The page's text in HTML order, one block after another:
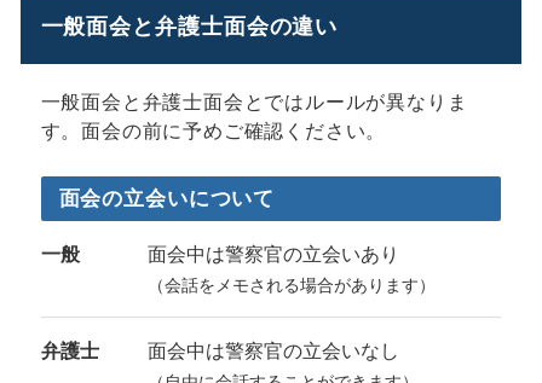
一般面会と弁護士面会の違い
一般面会と弁護士面会とではルールが異なりま
す。面会の前に予めご確認ください。
面会の立会いについて
一般 面会中は警察官の立会いあり
（会話をメモされる場合があります）
弁護士 面会中は警察官の立会いなし